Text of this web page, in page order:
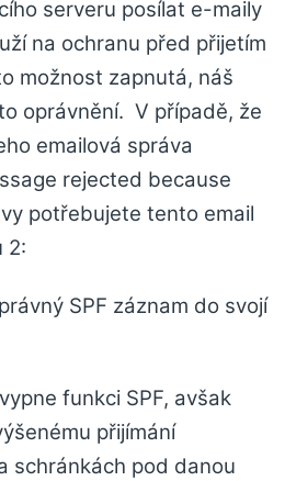
serveru posílat e-maily
na ochranu před přijetím
možnost zapnutá, náš
oprávnění. V případě, že
emailová správa
rejected because
potřebujete tento email
2:
SPF záznam do svojí
funkci SPF, avšak
přijímání
schránkách pod danou